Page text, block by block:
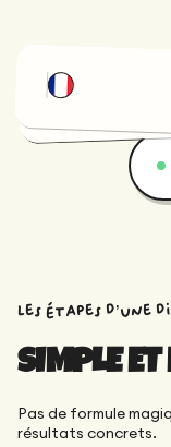
"Ma selle a dix-
paramètres
réglables.
Quand j'ai
expliqué ça
figer. Ils sont
semaines plus
tard avec un
qui rendait
chose
Fondatrice @Aleria
Les étapes
SIMPLE ET
Pas de formule
résultats concrets.